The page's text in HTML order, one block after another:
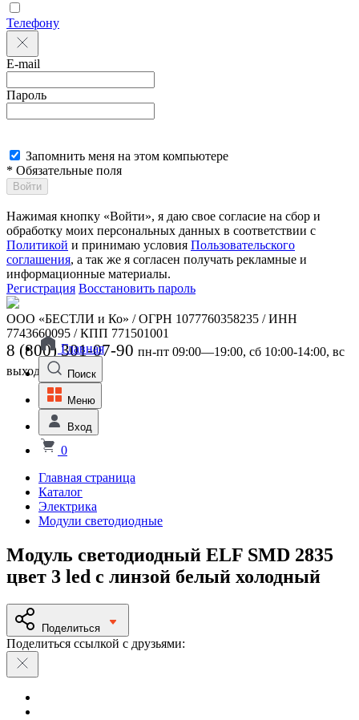
Телефону
E-mail
Пароль
Запомнить меня на этом компьютере
* Обязательные поля
Войти
Нажимая кнопку «Войти», я даю свое согласие на сбор и
обработку моих персональных данных в соответствии с
Политикой и принимаю условия Пользовательского
соглашения, а так же я согласен получать рекламные и
информационные материалы.
Регистрация Восстановить пароль
ООО «БЕСТЛИ и Ко» / ОГРН 1077760358235 / ИНН
7743660095 / КПП 771501001
8 (800) 301-07-90 пн-пт 09:00—19:00, сб 10:00-14:00, вс
выходной
Главная
Поиск
Меню
Вход
0
Главная страница
Каталог
Электрика
Модули светодиодные
Модуль светодиодный ELF SMD 2835
цвет 3 led с линзой белый холодный
Поделиться
Поделиться ссылкой с друзьями: